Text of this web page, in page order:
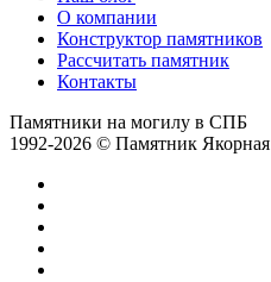
О компании
Конструктор памятников
Рассчитать памятник
Контакты
Памятники на могилу в СПБ
1992-2026 © Памятник Якорная